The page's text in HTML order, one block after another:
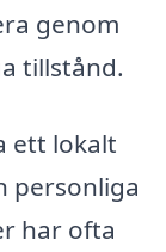
genom
tillstånd.
ett lokalt
personliga
har ofta